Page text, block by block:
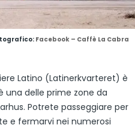
Facebook – Caffè La Cabra
Latino (Latinerkvarteret) è
una delle prime zone da
Potrete passeggiare per
e fermarvi nei numerosi